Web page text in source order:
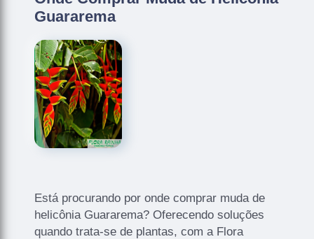
Guararema
Está procurando por onde comprar muda de
helicônia Guararema? Oferecendo soluções
quando trata-se de plantas, com a Flora